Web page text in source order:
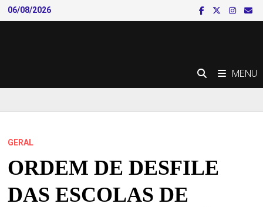
Skip
to
06/08/2026
MENU
GERAL
ORDEM DE DESFILE
DAS ESCOLAS DE